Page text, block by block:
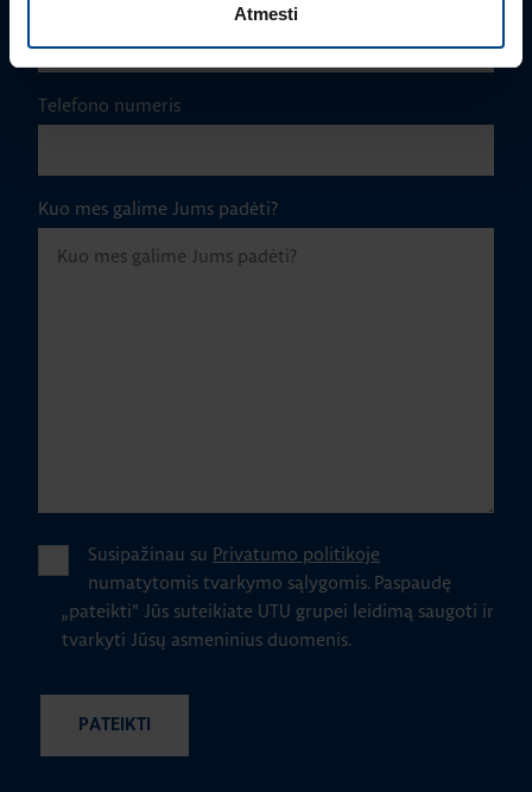
Atmesti
Telefono numeris
Kuo mes galime Jums padėti?
Susipažinau su Privatumo politikoje
numatytomis tvarkymo sąlygomis. Paspaudę
„pateikti" Jūs suteikiate UTU grupei leidimą saugoti ir
tvarkyti Jūsų asmeninius duomenis.